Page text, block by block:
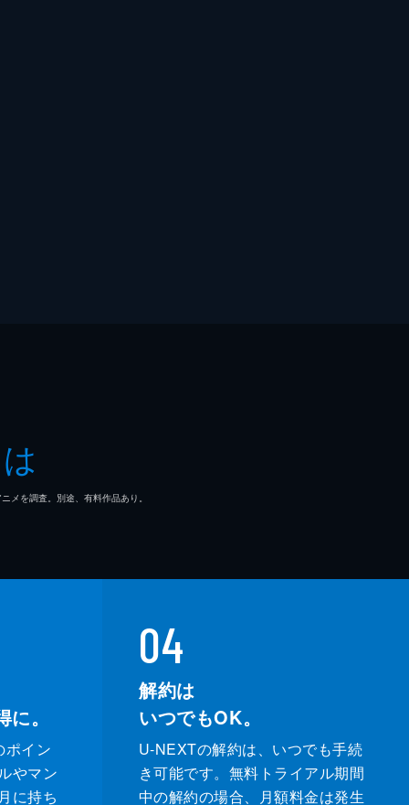
を調査。別途、有料作品あり。
。
ポイン
やマン
に持ち
04
解約は
いつでもOK。
U-NEXTの解約は、いつでも手続
き可能です。無料トライアル期間
中の解約の場合、月額料金は発生